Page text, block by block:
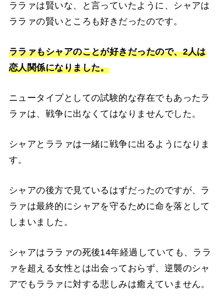
ララァは賢いな、と言っていたように、シャアは
ララァの賢いところも好きだったのです。
ララァもシャアのことが好きだったので、2人は
恋人関係になりました。
ニュータイプとしての試験的な存在でもあったラ
ラァは、戦争に出なくてはなりませんでした。
シャアとララァは一緒に戦争に出るようになりま
す。
シャアの後方で見ているはずだったのですが、ラ
ラァは最終的にシャアを守るために命を落として
しまいました。
シャアはララァの死後14年経過していても、ララ
ァを超える女性とは出会っておらず、逆襲のシャ
アでもララァに対する悲しみは癒えていません。